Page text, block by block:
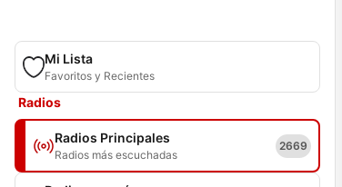
Mi Lista
Favoritos y Recientes
Radios
Radios Principales
Radios más escuchadas
2669